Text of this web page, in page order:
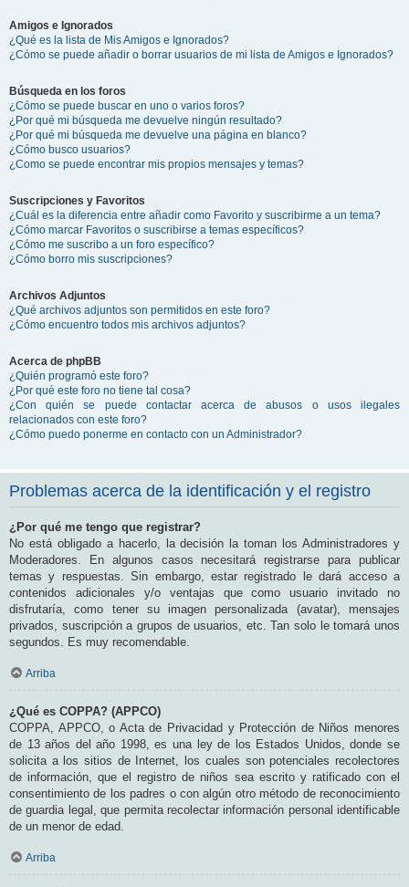
Amigos e Ignorados
¿Qué es la lista de Mis Amigos e Ignorados?
¿Cómo se puede añadir o borrar usuarios de mi lista de Amigos e Ignorados?
Búsqueda en los foros
¿Cómo se puede buscar en uno o varios foros?
¿Por qué mi búsqueda me devuelve ningún resultado?
¿Por qué mi búsqueda me devuelve una página en blanco?
¿Cómo busco usuarios?
¿Como se puede encontrar mis propios mensajes y temas?
Suscripciones y Favoritos
¿Cuál es la diferencia entre añadir como Favorito y suscribirme a un tema?
¿Cómo marcar Favoritos o suscribirse a temas específicos?
¿Cómo me suscribo a un foro específico?
¿Cómo borro mis suscripciones?
Archivos Adjuntos
¿Qué archivos adjuntos son permitidos en este foro?
¿Cómo encuentro todos mis archivos adjuntos?
Acerca de phpBB
¿Quién programó este foro?
¿Por qué este foro no tiene tal cosa?
¿Con quién se puede contactar acerca de abusos o usos ilegales
relacionados con este foro?
¿Cómo puedo ponerme en contacto con un Administrador?
Problemas acerca de la identificación y el registro
¿Por qué me tengo que registrar?
No está obligado a hacerlo, la decisión la toman los Administradores y
Moderadores. En algunos casos necesitará registrarse para publicar
temas y respuestas. Sin embargo, estar registrado le dará acceso a
contenidos adicionales y/o ventajas que como usuario invitado no
disfrutaría, como tener su imagen personalizada (avatar), mensajes
privados, suscripción a grupos de usuarios, etc. Tan solo le tomará unos
segundos. Es muy recomendable.
Arriba
¿Qué es COPPA? (APPCO)
COPPA, APPCO, o Acta de Privacidad y Protección de Niños menores
de 13 años del año 1998, es una ley de los Estados Unidos, donde se
solicita a los sitios de Internet, los cuales son potenciales recolectores
de información, que el registro de niños sea escrito y ratificado con el
consentimiento de los padres o con algún otro método de reconocimiento
de guardia legal, que permita recolectar información personal identificable
de un menor de edad.
Arriba